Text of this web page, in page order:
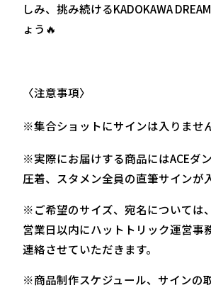
しみ、挑み続けるKADOKAWA
ょう🔥
〈注意事項〉
※集合ショットにサインは入りませ
※実際にお届けする商品にはACEダ
圧着、スタメン全員の直筆サインが
※ご希望のサイズ、宛名については
営業日以内にハットトリック運営事
連絡させていただきます。
※商品制作スケジュール、サインの